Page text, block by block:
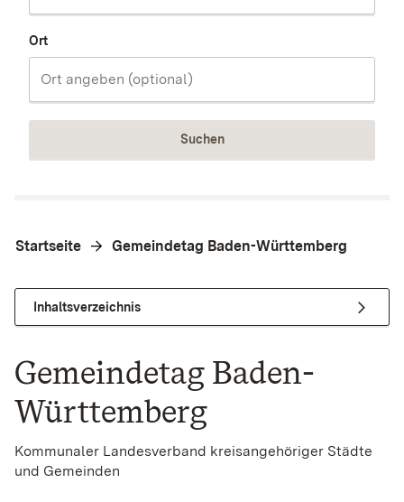
Ort
Suchen
Startseite Gemeindetag Baden-Württemberg
Inhaltsverzeichnis
Gemeindetag Baden-
Württemberg
Kommunaler Landesverband kreisangehöriger Städte
und Gemeinden